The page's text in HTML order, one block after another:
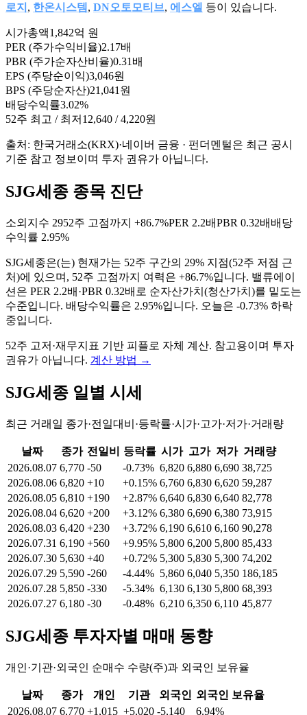
로지 , 한온시스템 , DN오토모티브, 에스엘 등이 있습니다.
시가총액1,842억 원
PER (주가수익비율)2.17배
PBR (주가순자산비율)0.31배
EPS (주당순이익)3,046원
BPS (주당순자산)21,041원
배당수익률3.02%
52주 최고 / 최저 12,640 / 4,220원
출처: 한국거래소(KRX)·네이버 금융 · 펀더멘털은 최근 공시
기준 참고 정보이며 투자 권유가 아닙니다.
SJG세종 종목 진단
소외지수 2952주 고점까지 +86.7%PER 2.2배PBR 0.32배 배당
수익률 2.95%
SJG세종은(는) 현재가는 52주 구간의 29% 지점(52주 저점 근
처)에 있으며, 52주 고점까지 여력은 +86.7%입니다. 밸류에이
션은 PER 2.2배·PBR 0.32배로 순자산가치(청산가치)를 밑도는
수준입니다. 배당수익률은 2.95%입니다. 오늘은 -0.73% 하락
중입니다.
52주 고저·재무지표 기반 피플로 자체 계산. 참고용이며 투자
권유가 아닙니다. 계산 방법 →
SJG세종 일별 시세
최근 거래일 종가·전일대비·등락률·시가·고가·저가·거래량
날짜 종가 전일비 등락률 시가 고가 저가 거래량
2026.08.07 6,770 -50 -0.73% 6,820 6,880 6,690 38,725
2026.08.06 6,820 +10 +0.15% 6,760 6,830 6,620 59,287
2026.08.05 6,810 +190 +2.87% 6,640 6,830 6,640 82,778
2026.08.04 6,620 +200 +3.12% 6,380 6,690 6,380 73,915
2026.08.03 6,420 +230 +3.72% 6,190 6,610 6,160 90,278
2026.07.31 6,190 +560 +9.95% 5,800 6,200 5,800 85,433
2026.07.30 5,630 +40 +0.72% 5,300 5,830 5,300 74,202
2026.07.29 5,590 -260 -4.44% 5,860 6,040 5,350 186,185
2026.07.28 5,850 -330 -5.34% 6,130 6,130 5,800 68,393
2026.07.27 6,180 -30 -0.48% 6,210 6,350 6,110 45,877
SJG세종 투자자별 매매 동향
개인·기관·외국인 순매수 수량(주)과 외국인 보유율
날짜 종가 개인 기관 외국인 외국인 보유율
2026.08.07 6,770 +1,015 +5,020 -5,140 6.94%